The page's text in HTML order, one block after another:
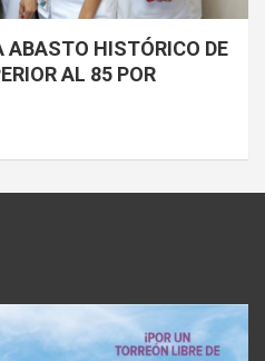
HISTÓRICO DE
AL 85 POR